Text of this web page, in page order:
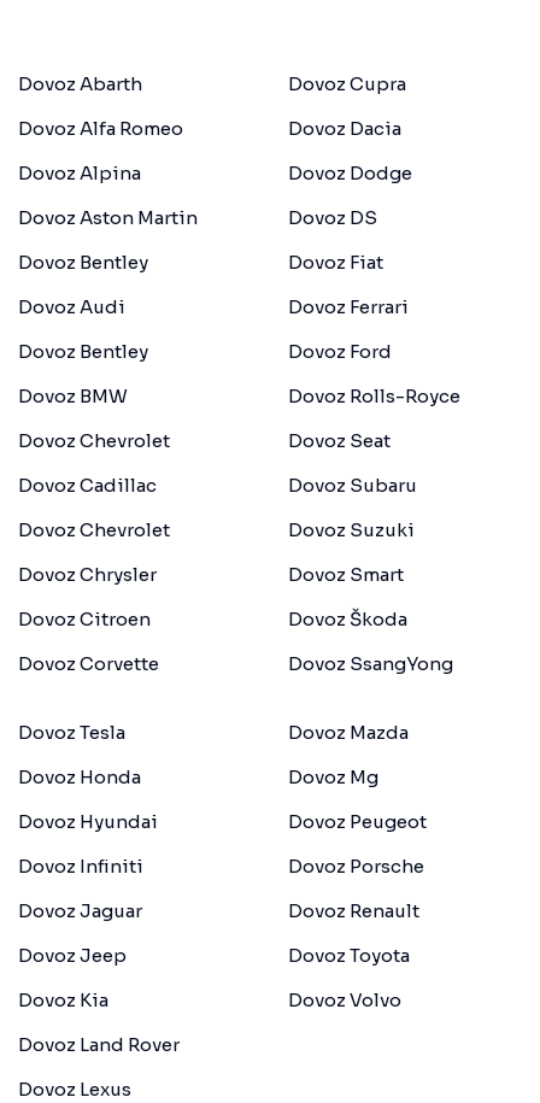
Dovoz Abarth
Dovoz Alfa Romeo
Dovoz Alpina
Dovoz Aston Martin
Dovoz Bentley
Dovoz Audi
Dovoz Bentley
Dovoz BMW
Dovoz Chevrolet
Dovoz Cadillac
Dovoz Chevrolet
Dovoz Chrysler
Dovoz Citroen
Dovoz Corvette
Dovoz Cupra
Dovoz Dacia
Dovoz Dodge
Dovoz DS
Dovoz Fiat
Dovoz Ferrari
Dovoz Ford
Dovoz Rolls-Royce
Dovoz Seat
Dovoz Subaru
Dovoz Suzuki
Dovoz Smart
Dovoz Škoda
Dovoz SsangYong
Dovoz Tesla
Dovoz Honda
Dovoz Hyundai
Dovoz Infiniti
Dovoz Jaguar
Dovoz Jeep
Dovoz Kia
Dovoz Land Rover
Dovoz Lexus
Dovoz Mazda
Dovoz Mg
Dovoz Peugeot
Dovoz Porsche
Dovoz Renault
Dovoz Toyota
Dovoz Volvo